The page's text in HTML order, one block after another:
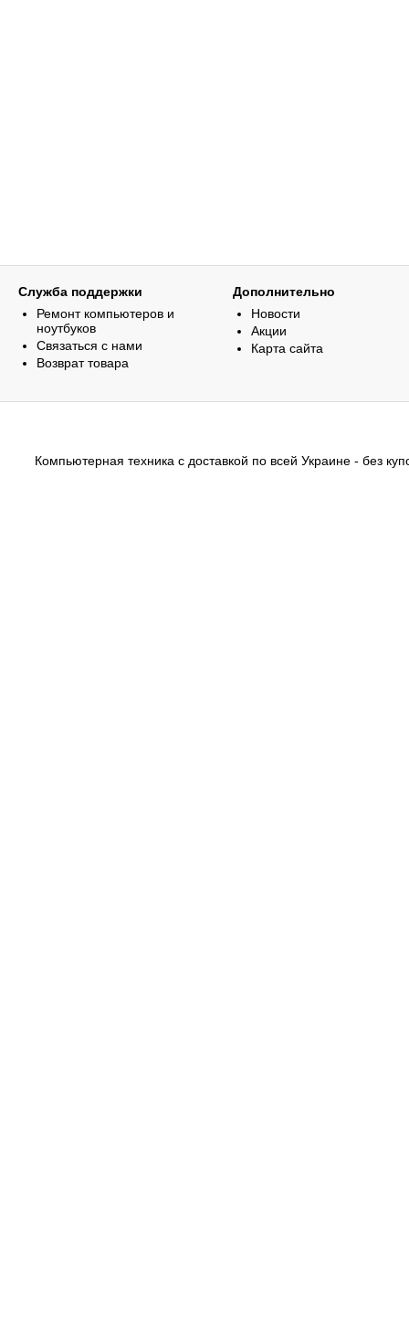
Служба поддержки
Ремонт компьютеров и
ноутбуков
Связаться с нами
Возврат товара
Дополнительно
Новости
Акции
Карта сайта
Компьютерная техника с доставкой по всей Украине - без